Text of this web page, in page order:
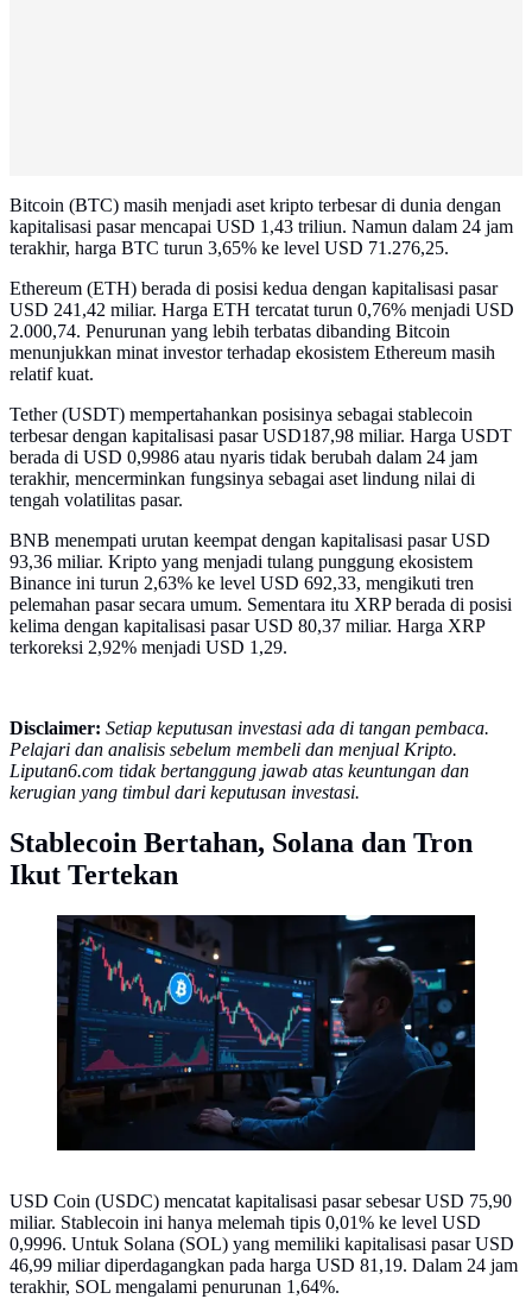
Bitcoin (BTC) masih menjadi aset kripto terbesar di dunia dengan
kapitalisasi pasar mencapai USD 1,43 triliun. Namun dalam 24 jam
terakhir, harga BTC turun 3,65% ke level USD 71.276,25.
Ethereum (ETH) berada di posisi kedua dengan kapitalisasi pasar
USD 241,42 miliar. Harga ETH tercatat turun 0,76% menjadi USD
2.000,74. Penurunan yang lebih terbatas dibanding Bitcoin
menunjukkan minat investor terhadap ekosistem Ethereum masih
relatif kuat.
Tether (USDT) mempertahankan posisinya sebagai stablecoin
terbesar dengan kapitalisasi pasar USD187,98 miliar. Harga USDT
berada di USD 0,9986 atau nyaris tidak berubah dalam 24 jam
terakhir, mencerminkan fungsinya sebagai aset lindung nilai di
tengah volatilitas pasar.
BNB menempati urutan keempat dengan kapitalisasi pasar USD
93,36 miliar. Kripto yang menjadi tulang punggung ekosistem
Binance ini turun 2,63% ke level USD 692,33, mengikuti tren
pelemahan pasar secara umum. Sementara itu XRP berada di posisi
kelima dengan kapitalisasi pasar USD 80,37 miliar. Harga XRP
terkoreksi 2,92% menjadi USD 1,29.
Disclaimer: Setiap keputusan investasi ada di tangan pembaca.
Pelajari dan analisis sebelum membeli dan menjual Kripto.
Liputan6.com tidak bertanggung jawab atas keuntungan dan
kerugian yang timbul dari keputusan investasi.
Stablecoin Bertahan, Solana dan Tron
Ikut Tertekan
Ilustrasi harga kripto. (Foto by AI)
USD Coin (USDC) mencatat kapitalisasi pasar sebesar USD 75,90
miliar. Stablecoin ini hanya melemah tipis 0,01% ke level USD
0,9996. Untuk Solana (SOL) yang memiliki kapitalisasi pasar USD
46,99 miliar diperdagangkan pada harga USD 81,19. Dalam 24 jam
terakhir, SOL mengalami penurunan 1,64%.